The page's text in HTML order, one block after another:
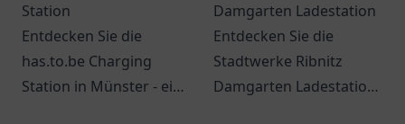
Station
Entdecken Sie die
has.to.be Charging
Station in Münster - ein
Damgarten Ladestation
Entdecken Sie die
Stadtwerke Ribnitz
Damgarten Ladestation